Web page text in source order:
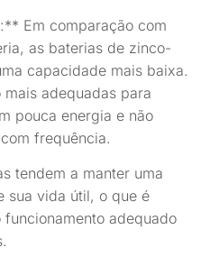
Em comparação com
as baterias de zinco-
capacidade mais baixa.
adequadas para
pouca energia e não
frequência.
tendem a manter uma
sua vida útil, o que é
adequado